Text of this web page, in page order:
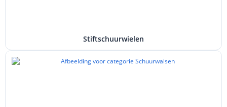
Stiftschuurwielen